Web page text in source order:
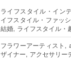
ライフスタイル・イン
イフスタイル・ファッ
結婚, ライフスタイル・
フラワーアーティスト,
ザイナー, アクセサリー